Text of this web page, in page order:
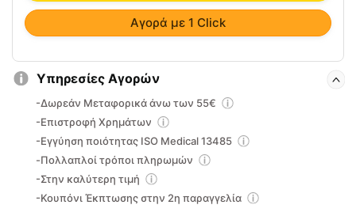
Αγορά με 1 Click
Υπηρεσίες Αγορών
-Δωρεάν Μεταφορικά άνω των 55€
-Επιστροφή Χρημάτων
-Εγγύηση ποιότητας ISO Medical 13485
-Πολλαπλοί τρόποι πληρωμών
-Στην καλύτερη τιμή
-Κουπόνι Έκπτωσης στην 2η παραγγελία